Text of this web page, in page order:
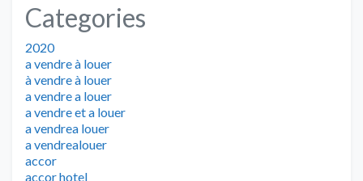
Categories
2020
a vendre à louer
à vendre à louer
a vendre a louer
a vendre et a louer
a vendrea louer
a vendrealouer
accor
accor hotel